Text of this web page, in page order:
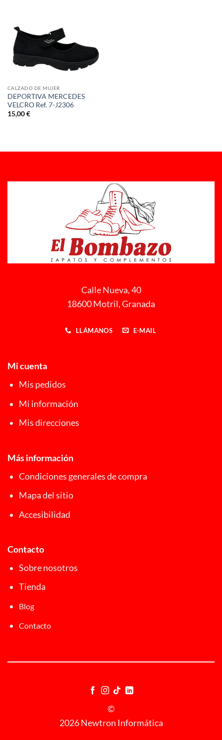
CALZADO DE MUJER
DEPORTIVA MERCEDES
VELCRO Ref. 7-J2306
15,00€
Calle Nueva, 40
18600 Motril, Granada
LLÁMANOS E-MAIL
Mi cuenta
Mis pedidos
Mi información
Mis direcciones
Más información
Condiciones generales de compra
Mapa del sitio
Accesibilidad
Contacto
Sobre nosotros
Tienda
Blog
Contacto
©
2026 Newtron Informática